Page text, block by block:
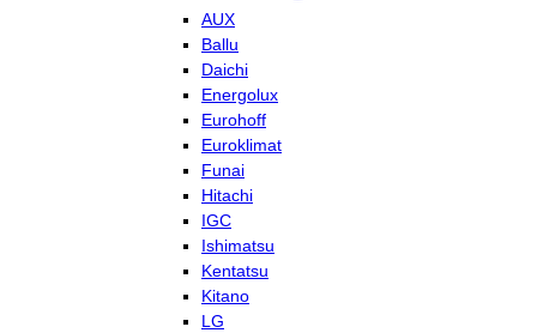
AUX
Ballu
Daichi
Energolux
Eurohoff
Euroklimat
Funai
Hitachi
IGC
Ishimatsu
Kentatsu
Kitano
LG